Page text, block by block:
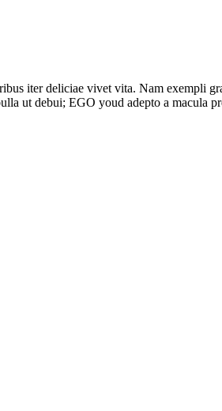
iter deliciae vivet vita. Nam exempli
ut debui; EGO youd adepto a macula